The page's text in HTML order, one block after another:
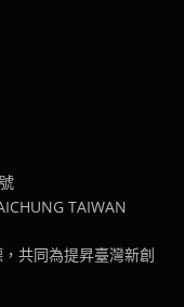
TAIWAN
共同為提昇臺灣新創